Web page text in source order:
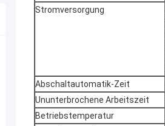
Stromversorgung
Abschaltautomatik-Zeit
Ununterbrochene Arbeitszeit
Betriebstemperatur